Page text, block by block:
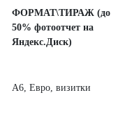
ФОРМАТ\ТИРАЖ (до
50% фотоотчет на
Яндекс.Диск)
А6, Евро, визитки